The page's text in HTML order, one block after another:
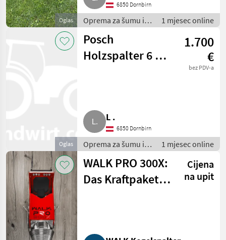
Oglas
6850 Dornbirn
Oprema za šumu i
obradu drveta /
Rezači drva
1 mjesec online
Oglas
Posch
Holzspalter 6 t,
1.700
€
bez PDV-a
L .
6850 Dornbirn
Oprema za šumu i
obradu drveta /
Rezači drva
1 mjesec online
WALK PRO 300X:
Das Kraftpaket
Cijena
na upit